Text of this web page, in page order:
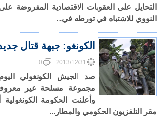
التحايل على العقوبات الاقتصادية المفروضة
النووي للاشتباه في تورطه في...
الكونغو: جبهة قتال
2013/12/31
0
صد الجيش الكونغولي
مجموعة مسلحة غير
وأعلنت الحكومة
مقر التلفزيون الحكومي والمطار...